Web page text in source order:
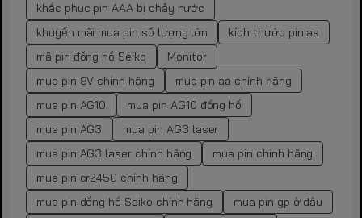
khắc phục pin AAA bị chảy nước
khuyến mãi mua pin số lượng lớn
kích thước pin aa
mã pin đồng hồ Seiko
Monitor
mua pin 9V chính hãng
mua pin aa chính hãng
mua pin AG10
mua pin AG10 đồng hồ
mua pin AG3
mua pin AG3 laser
mua pin AG3 laser chính hãng
mua pin chính hãng
mua pin cr2450 chính hãng
mua pin đồng hồ Seiko chính hãng
mua pin gp ở đâu